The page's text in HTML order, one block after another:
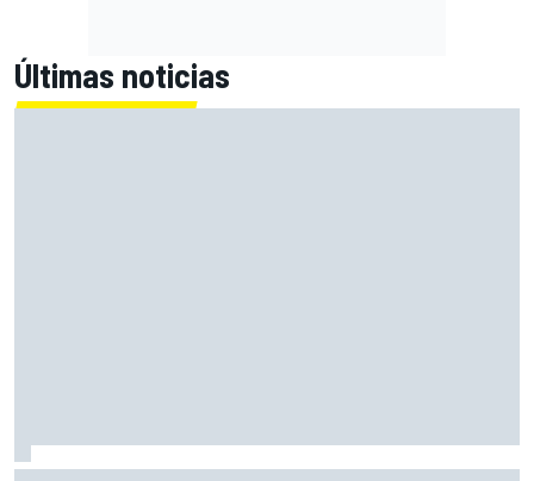
Últimas noticias